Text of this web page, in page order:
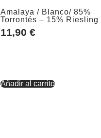
Amalaya / Blanco/ 85%
Torrontés – 15% Riesling
11,90€
Añadir al carrito